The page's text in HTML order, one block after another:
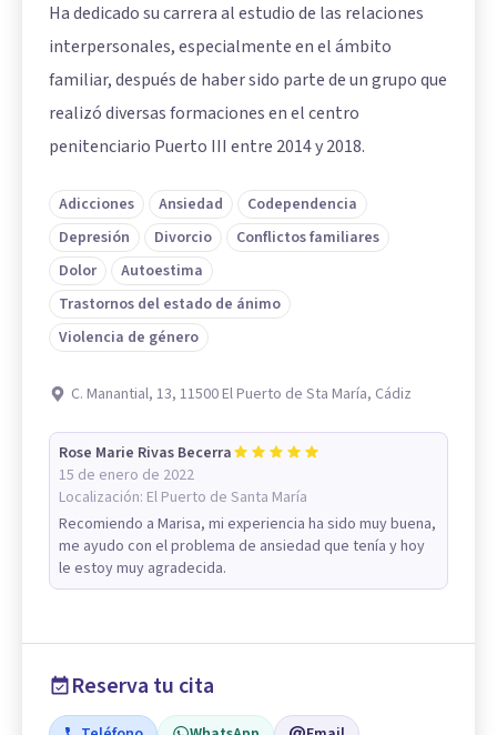
Ha dedicado su carrera al estudio de las relaciones
interpersonales, especialmente en el ámbito
familiar, después de haber sido parte de un grupo que
realizó diversas formaciones en el centro
penitenciario Puerto III entre 2014 y 2018.
Adicciones Ansiedad
Codependencia
Depresión
Divorcio
Conflictos familiares
Dolor
Autoestima
Trastornos del estado de ánimo
Violencia de género
C. Manantial, 13, 11500 El Puerto de Sta María, Cádiz
Rose Marie Rivas Becerra
15 de enero de 2022
Localización: El Puerto de Santa María
Recomiendo a Marisa, mi experiencia ha sido muy buena,
me ayudo con el problema de ansiedad que tenía y hoy
le estoy muy agradecida.
Reserva tu cita